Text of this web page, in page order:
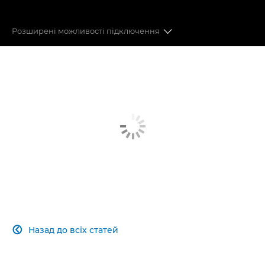
Розширені можливості підключення
ШИРОКІ МОЖЛИВІСТЬ ПІДКЛЮЧЕННЯ
Назад до всіх статей
